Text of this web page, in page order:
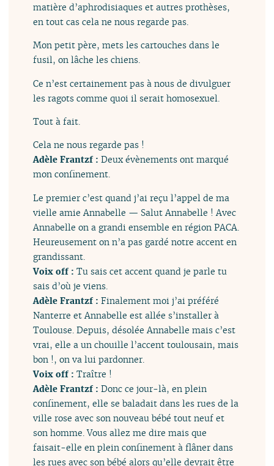
matière d’aphrodisiaques et autres prothèses,
en tout cas cela ne nous regarde pas.
Mon petit père, mets les cartouches dans le
fusil, on lâche les chiens.
Ce n’est certainement pas à nous de divulguer
les ragots comme quoi il serait homosexuel.
Tout à fait.
Cela ne nous regarde pas !
Adèle Frantzf :Deux évènements ont marqué
mon confinement.
Le premier c’est quand j’ai reçu l’appel de ma
vielle amie Annabelle — Salut Annabelle ! Avec
Annabelle on a grandi ensemble en région PACA.
Heureusement on n’a pas gardé notre accent en
grandissant.
Voix off :Tu sais cet accent quand je parle tu
sais d’où je viens.
Adèle Frantzf :Finalement moi j’ai préféré
Nanterre et Annabelle est allée s’installer à
Toulouse. Depuis, désolée Annabelle mais c’est
vrai, elle a un chouille l’accent toulousain, mais
bon !, on va lui pardonner.
Voix off :Traître !
Adèle Frantzf :Donc ce jour-là, en plein
confinement, elle se baladait dans les rues de la
ville rose avec son nouveau bébé tout neuf et
son homme. Vous allez me dire mais que
faisait-elle en plein confinement à flâner dans
les rues avec son bébé alors qu’elle devrait être